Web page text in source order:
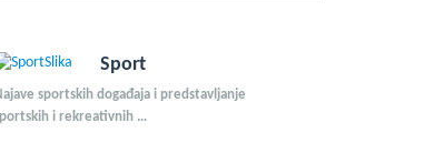
Sport
sportskih događaja i predstavljanje
i rekreativnih …